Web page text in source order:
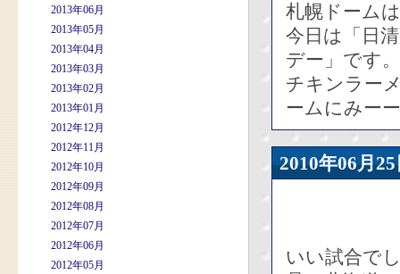
2013年06月
2013年05月
2013年04月
2013年03月
2013年02月
2013年01月
2012年12月
2012年11月
2012年10月
2012年09月
2012年08月
2012年07月
2012年06月
2012年05月
札幌ドーム
今日は「日
デー」です。
チキンラー
ームにみー
2010年06
いい試合で